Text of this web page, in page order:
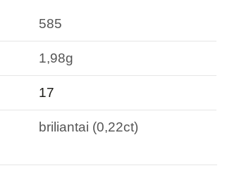
585
1,98g
17
briliantai (0,22ct)